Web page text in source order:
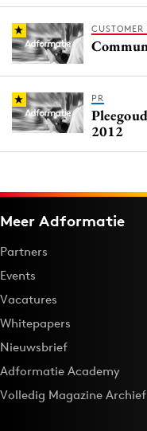
CUSTOMER
PR
2012
Meer Adformatie
Partners
Events
Vacatures
Whitepapers
Nieuwsbrief
Adformatie Academy
Volledig Magazine Archief